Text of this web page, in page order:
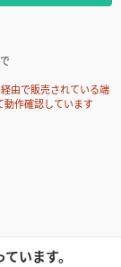
由で販売されている端
動作確認しています
います。